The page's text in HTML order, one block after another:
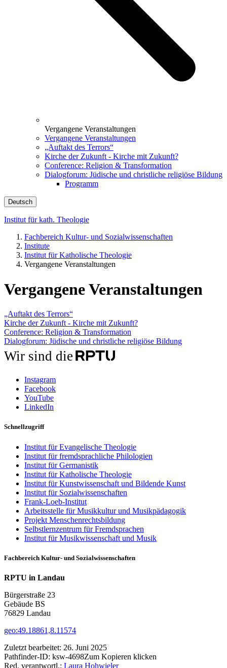
Vergangene Veranstaltungen
Vergangene Veranstaltungen
„Auftakt des Terrors“
Kirche der Zukunft - Kirche mit Zukunft?
Conference: Religion & Transformation
Dialogforum: Jüdische und christliche religiöse Bildung
Programm
Deutsch
Institut für kath. Theologie
Fachbereich Kultur- und Sozialwissenschaften
Institute
Institut für Katholische Theologie
Vergangene Veranstaltungen
Vergangene Veranstaltungen
„Auftakt des Terrors“
Kirche der Zukunft - Kirche mit Zukunft?
Conference: Religion & Transformation
Dialogforum: Jüdische und christliche religiöse Bildung
Wir sind die
Instagram
Facebook
YouTube
LinkedIn
Schnellzugriff
Institut für Evangelische Theologie
Institut für fremdsprachliche Philologien
Institut für Germanistik
Institut für Katholische Theologie
Institut für Kunstwissenschaft und Bildende Kunst
Institut für Sozialwissenschaften
Frank-Loeb-Institut
Arbeitsstelle für Musikkultur und Musikpädagogik
Projekt Menschenrechtsbildung
Selbstlernzentrum für Fremdsprachen
Institut für Musikwissenschaft und Musik
Fachbereich Kultur- und Sozialwissenschaften
RPTU in Landau
Bürgerstraße 23
Gebäude BS
76829 Landau
geo:49.18861,8.11574
Zuletzt bearbeitet: 26. Juni 2025
Pathfinder-ID: ksw-4698Zum Kopieren klicken
Red. verantwortl.: Laura Hohwieler